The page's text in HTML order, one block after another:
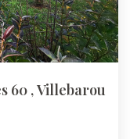
60 ,Villebarou